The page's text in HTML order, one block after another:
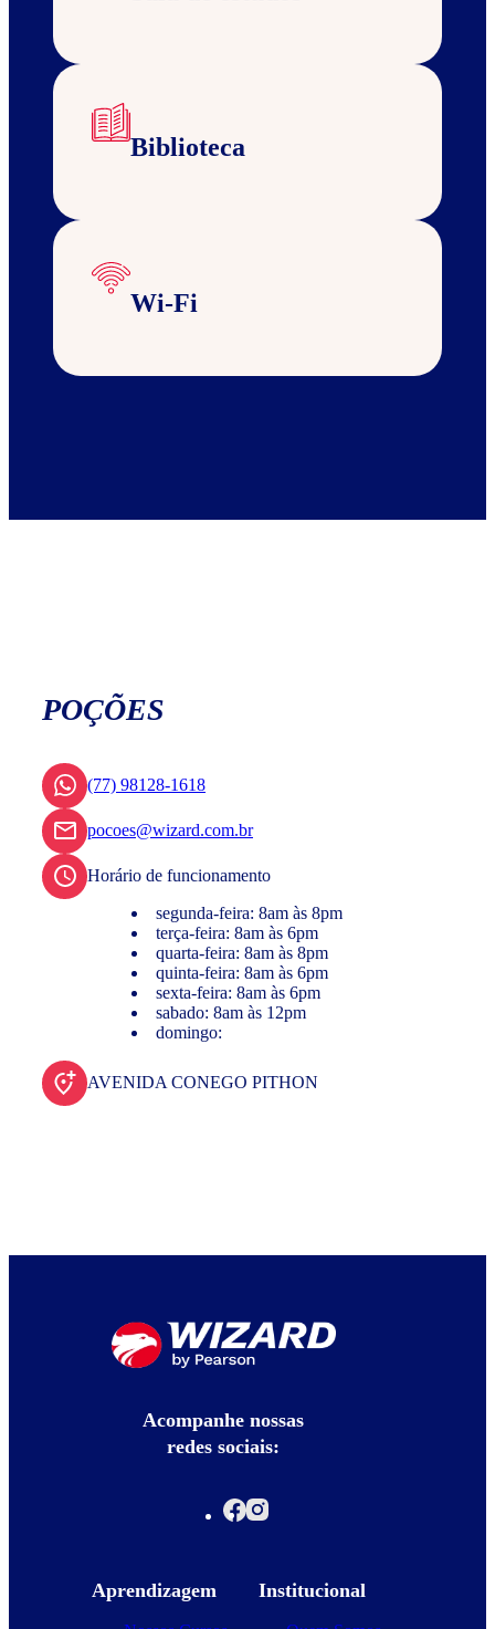
Biblioteca
Wi-Fi
POÇÕES
(77) 98128-1618
pocoes@wizard.com.br
Horário de funcionamento
segunda-feira: 8am às 8pm
terça-feira: 8am às 6pm
quarta-feira: 8am às 8pm
quinta-feira: 8am às 6pm
sexta-feira: 8am às 6pm
sabado: 8am às 12pm
domingo:
AVENIDA CONEGO PITHON
Acompanhe nossas
redes sociais:
Aprendizagem Institucional